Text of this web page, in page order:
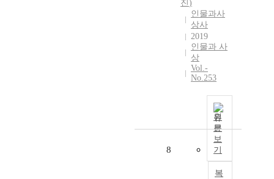
진 )
인물과사
상사
2019
인물과 사
상
Vol.-
No.253
원
문
보
기
복
8